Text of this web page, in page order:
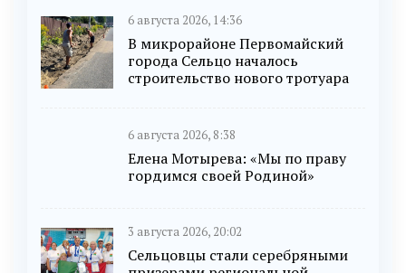
6 августа 2026, 14:36
В микрорайоне Первомайский
города Сельцо началось
строительство нового тротуара
6 августа 2026, 8:38
Елена Мотырева: «Мы по праву
гордимся своей Родиной»
3 августа 2026, 20:02
Сельцовцы стали серебряными